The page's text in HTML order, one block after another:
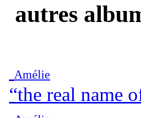
autres
Amélie
“the real name